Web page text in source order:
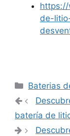
de-
Baterias
Navegación
de
batería de